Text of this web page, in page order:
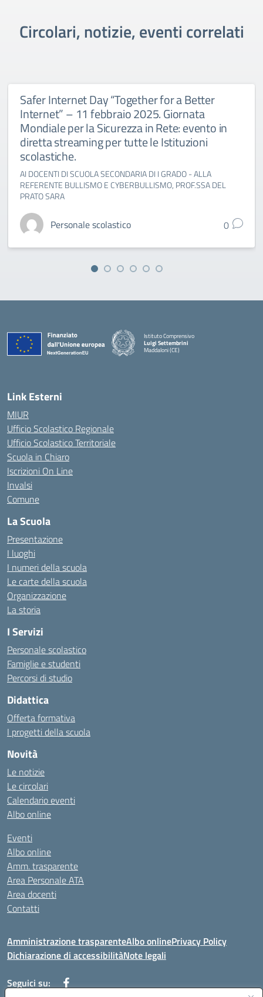
Circolari, notizie, eventi correlati
Safer Internet Day “Together for a Better
Internet” – 11 febbraio 2025. Giornata
Mondiale per la Sicurezza in Rete: evento in
diretta streaming per tutte le Istituzioni
scolastiche.
AI DOCENTI DI SCUOLA SECONDARIA DI I GRADO - ALLA
REFERENTE BULLISMO E CYBERBULLISMO, PROF.SSA DEL
PRATO SARA
Personale scolastico 0
Istituto Comprensivo
Luigi Settembrini
Maddaloni (CE)
Link Esterni
MIUR
Ufficio Scolastico Regionale
Ufficio Scolastico Territoriale
Scuola in Chiaro
Iscrizioni On Line
Invalsi
Comune
La Scuola
Presentazione
I luoghi
I numeri della scuola
Le carte della scuola
Organizzazione
La storia
I Servizi
Personale scolastico
Famiglie e studenti
Percorsi di studio
Didattica
Offerta formativa
I progetti della scuola
Novità
Le notizie
Le circolari
Calendario eventi
Albo online
Eventi
Albo online
Amm. trasparente
Area Personale ATA
Area docenti
Contatti
Amministrazione trasparenteAlbo onlinePrivacy Policy
Dichiarazione di accessibilitàNote legali
Seguici su: